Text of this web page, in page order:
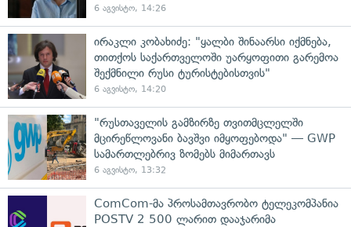
6 აგვისტო, 14:26
ირაკლი კობახიძე: "ყალბი შინაარსი იქმნება,
თითქოს საქართველოში უარყოფითი გარემოა
შექმნილი რუსი ტურისტებისთვის"
6 აგვისტო, 14:20
"რუსთაველის გამზირზე თვითმცლელში
მცირეწლოვანი ბავშვი იმყოფებოდა" — GWP
სამართლებრივ ზომებს მიმართავს
6 აგვისტო, 13:32
ComCom-მა პროსამთავრობო ტელეკომპანია
POSTV 2 500 ლარით დააჯარიმა